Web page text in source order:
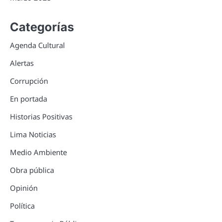
Categorías
Agenda Cultural
Alertas
Corrupción
En portada
Historias Positivas
Lima Noticias
Medio Ambiente
Obra pública
Opinión
Política